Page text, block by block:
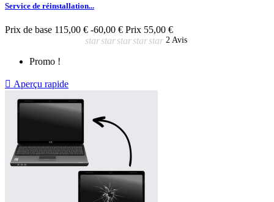
Service de réinstallation...
Prix de base 115,00 € -60,00 € Prix 55,00 €
starstarstarstarstar 2 Avis
Promo !
 Aperçu rapide